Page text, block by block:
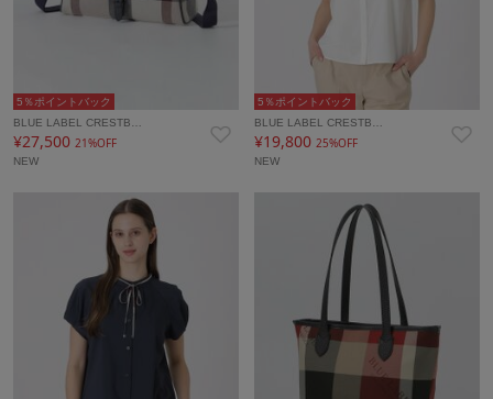
5％ポイントバック
BLUE LABEL CRESTB…
¥27,500 21%OFF
NEW
5％ポイントバック
BLUE LABEL CRESTB…
¥19,80025%OFF
NEW